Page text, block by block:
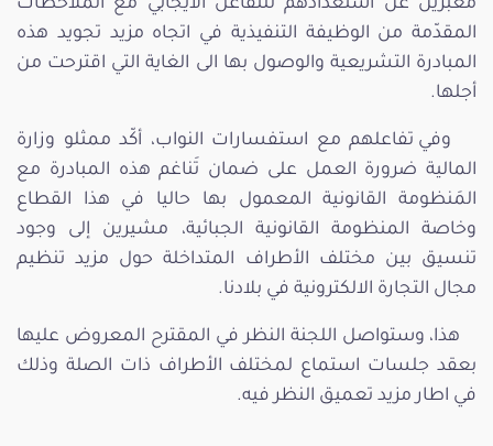
مُعبّرين عن استعدادهم للتفاعل الايجابي مع الملاحظات
المقدّمة من الوظيفة التنفيذية في اتجاه مزيد تجويد هذه
المبادرة التشريعية والوصول بها الى الغاية التي اقترحت من
أجلها.
وفي تفاعلهم مع استفسارات النواب، أكّد ممثلو وزارة
المالية ضرورة العمل على ضمان تَناغم هذه المبادرة مع
المَنظومة القانونية المعمول بها حاليا في هذا القطاع
وخاصة المنظومة القانونية الجبائية، مشيرين إلى وجود
تنسيق بين مختلف الأطراف المتداخلة حول مزيد تنظيم
مجال التجارة الالكترونية في بلادنا.
هذا، وستواصل اللجنة النظر في المقترح المعروض عليها
بعقد جلسات استماع لمختلف الأطراف ذات الصلة وذلك
في اطار مزيد تعميق النظر فيه.